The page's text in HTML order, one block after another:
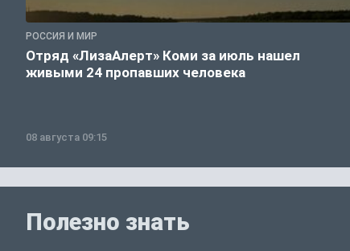
РОССИЯ И МИР
Отряд «ЛизаАлерт» Коми за июль нашел
живыми 24 пропавших человека
08 августа 09:15
Полезно знать